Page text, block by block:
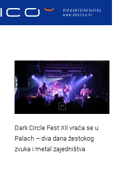
Dark Circle Fest XII vraća se u
Palach – dva dana žestokog
zvuka i metal zajedništva